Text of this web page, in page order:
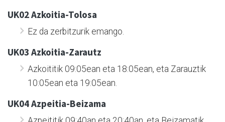
UK02 Azkoitia-Tolosa
Ez da zerbitzurik emango.
UK03 Azkoitia-Zarautz
Azkoititik 09:05ean eta 18:05ean, eta Zarauztik
10:05ean eta 19:05ean.
UK04 Azpeitia-Beizama